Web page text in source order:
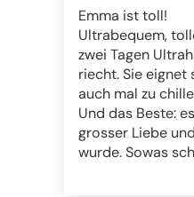
Emma ist toll!
Ultrabequem,
zwei Tagen
riecht. Sie eignet
auch mal zu
Und das Beste:
grosser Liebe
wurde. Sowas